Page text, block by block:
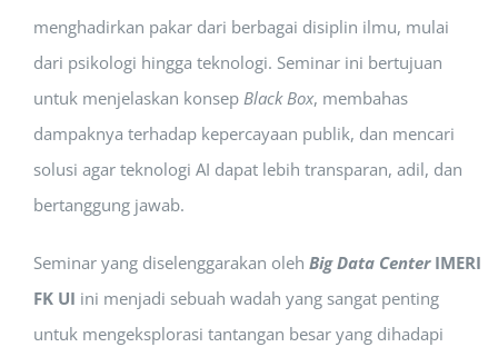
menghadirkan pakar dari berbagai disiplin ilmu, mulai
dari psikologi hingga teknologi. Seminar ini bertujuan
untuk menjelaskan konsep Black Box, membahas
dampaknya terhadap kepercayaan publik, dan mencari
solusi agar teknologi AI dapat lebih transparan, adil, dan
bertanggung jawab.
Seminar yang diselenggarakan oleh Big Data CenterIMERI
FK UI ini menjadi sebuah wadah yang sangat penting
untuk mengeksplorasi tantangan besar yang dihadapi